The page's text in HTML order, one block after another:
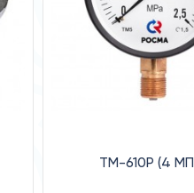
ТМ-610Р (4